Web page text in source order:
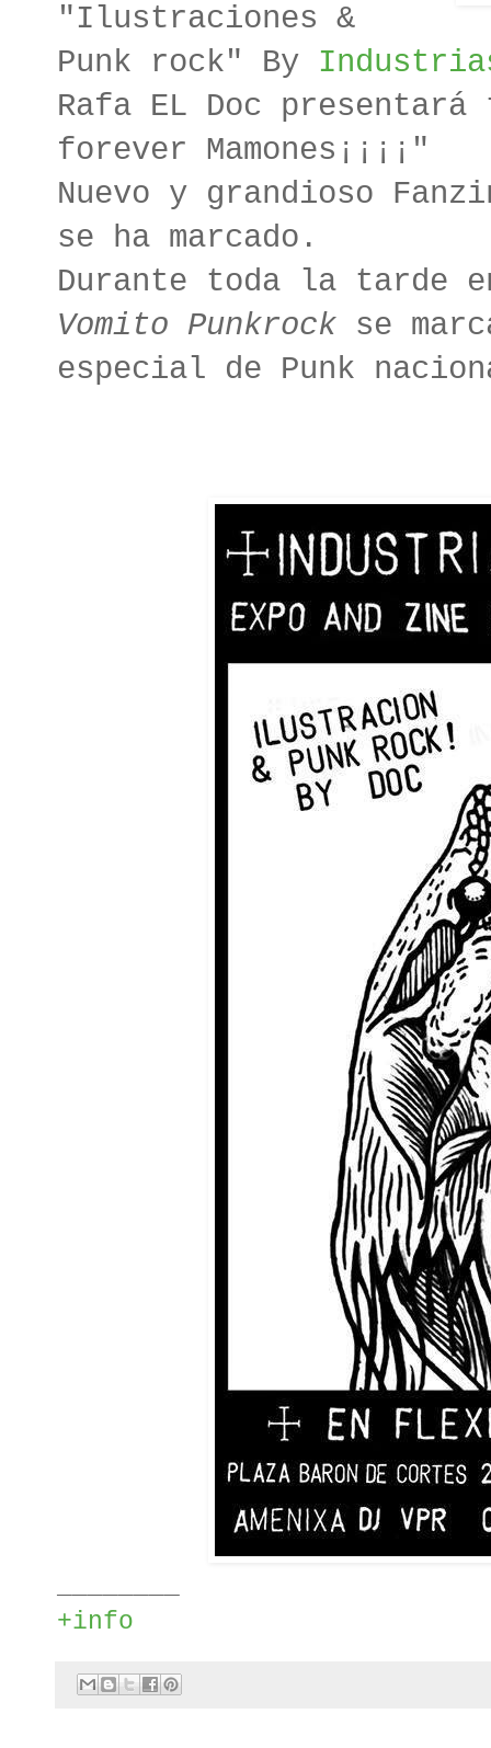
"Ilustraciones &
Punk rock" By
Rafa EL Doc presentará
forever Mamones¡¡¡¡"
Nuevo y grandioso
se ha marcado.
Durante toda la tarde
Vomito Punkrock se
especial de Punk
+info